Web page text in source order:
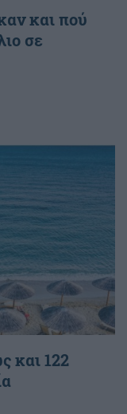
και πού
σε
και 122